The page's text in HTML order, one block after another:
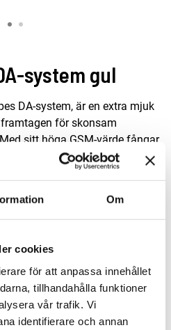
Om
cookies
för att anpassa innehållet
tillhandahålla funktioner
vår trafik. Vi
identifierare och annan
system gul
DA-system, är en extra mjuk
för skonsam
sitt höga GSM-värde fångar
att repa känsliga ytor. De
tvättar och behåller